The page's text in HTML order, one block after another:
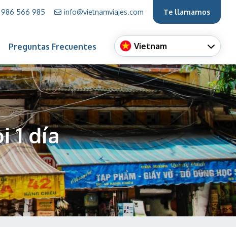
986 566 985 info@vietnamviajes.com Te llamamos
Preguntas Frecuentes Vietnam
1 día